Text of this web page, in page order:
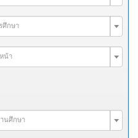
ศึกษา
น้า
นศึกษา